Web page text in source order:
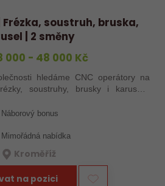
Frézka, soustruh, bruska,
| 2 směny
000 - 48 000 Kč
hledáme CNC operátory na
soustruhy, brusky i karusely.
zkušení obráběči i absolventi
se…
Náborový bonus
Mimořádná nabídka
Kroměříž
na pozici